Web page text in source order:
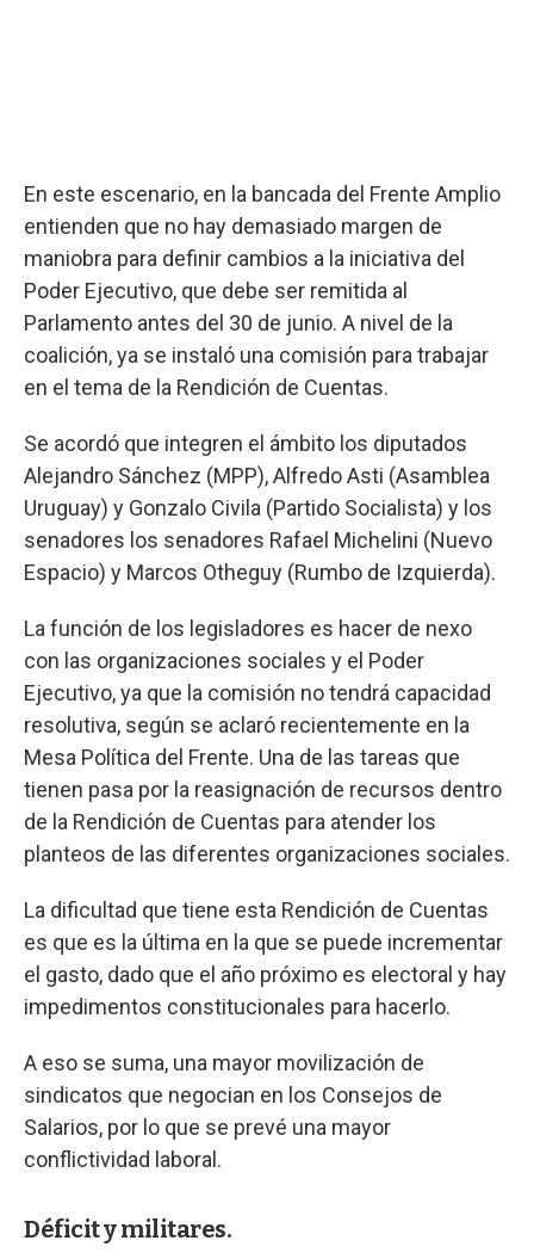
En este escenario, en la bancada del Frente Amplio
entienden que no hay demasiado margen de
maniobra para definir cambios a la iniciativa del
Poder Ejecutivo, que debe ser remitida al
Parlamento antes del 30 de junio. A nivel de la
coalición, ya se instaló una comisión para trabajar
en el tema de la Rendición de Cuentas.
Se acordó que integren el ámbito los diputados
Alejandro Sánchez (MPP), Alfredo Asti (Asamblea
Uruguay) y Gonzalo Civila (Partido Socialista) y los
senadores los senadores Rafael Michelini (Nuevo
Espacio) y Marcos Otheguy (Rumbo de Izquierda).
La función de los legisladores es hacer de nexo
con las organizaciones sociales y el Poder
Ejecutivo, ya que la comisión no tendrá capacidad
resolutiva, según se aclaró recientemente en la
Mesa Política del Frente. Una de las tareas que
tienen pasa por la reasignación de recursos dentro
de la Rendición de Cuentas para atender los
planteos de las diferentes organizaciones sociales.
La dificultad que tiene esta Rendición de Cuentas
es que es la última en la que se puede incrementar
el gasto, dado que el año próximo es electoral y hay
impedimentos constitucionales para hacerlo.
A eso se suma, una mayor movilización de
sindicatos que negocian en los Consejos de
Salarios, por lo que se prevé una mayor
conflictividad laboral.
Déficit y militares.